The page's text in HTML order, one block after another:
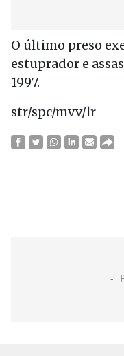
O último preso
estuprador e
1997.
str/spc/mvv/lr